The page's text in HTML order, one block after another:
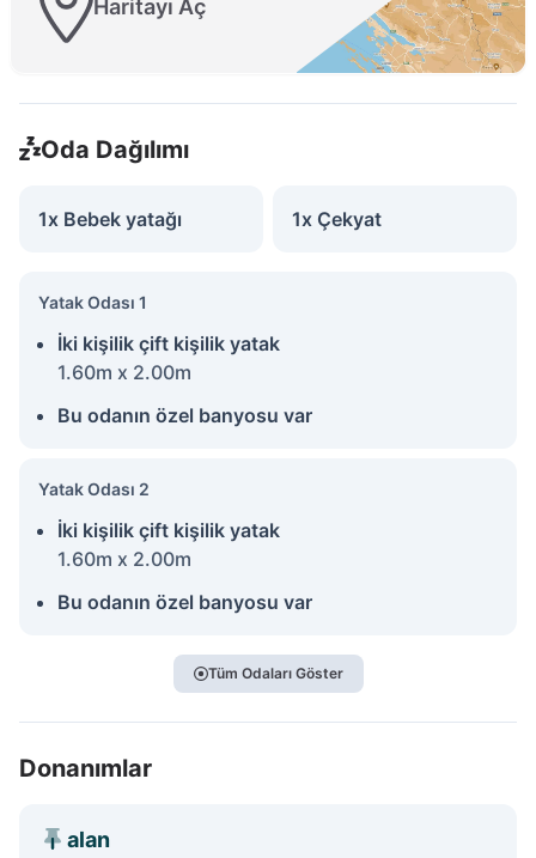
Haritayı Aç
Oda Dağılımı
1x Bebek yatağı 1x Çekyat
Yatak Odası 1
İki kişilik çift kişilik yatak
1.60m x 2.00m
Bu odanın özel banyosu var
Yatak Odası 2
İki kişilik çift kişilik yatak
1.60m x 2.00m
Bu odanın özel banyosu var
Tüm Odaları Göster
Donanımlar
alan